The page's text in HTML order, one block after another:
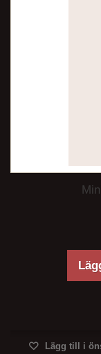
Lägg till i